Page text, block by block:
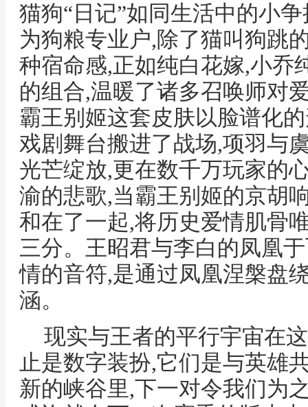
猫狗“日记”如同生活中的小
为狗粮专业户,除了猫叫狗跳
种宿命感,正如纯白花嫁,小乔
的组合,温暖了诸多召唤师对
霸王别姬这套皮肤以脸谱化
戏剧舞台搬进了战场,项羽与
光芒绽放,更在数千万玩家的
渝的悲歌,当霸王别姬的京胡
和在了一起,将历史爱情肌骨
三分。王昭君与李白的凤凰
情的音符,是通过凤凰涅槃盘
涵。
现实与王者的平行宇宙在
止是数字装扮,它们是与英雄
新的峡谷里,下一对令我们为